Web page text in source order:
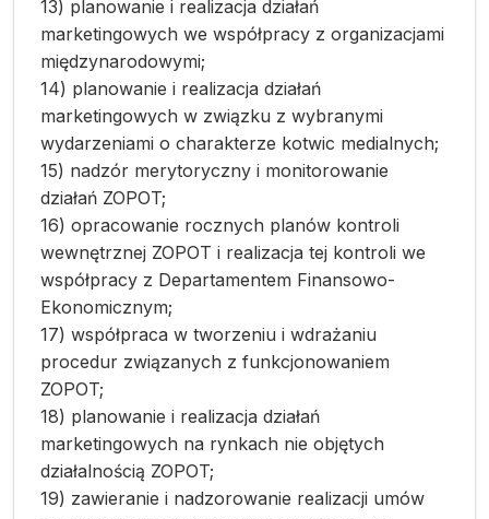
13) planowanie i realizacja działań
marketingowych we współpracy z organizacjami
międzynarodowymi;
14) planowanie i realizacja działań
marketingowych w związku z wybranymi
wydarzeniami o charakterze kotwic medialnych;
15) nadzór merytoryczny i monitorowanie
działań ZOPOT;
16) opracowanie rocznych planów kontroli
wewnętrznej ZOPOT i realizacja tej kontroli we
współpracy z Departamentem Finansowo-
Ekonomicznym;
17) współpraca w tworzeniu i wdrażaniu
procedur związanych z funkcjonowaniem
ZOPOT;
18) planowanie i realizacja działań
marketingowych na rynkach nie objętych
działalnością ZOPOT;
19) zawieranie i nadzorowanie realizacji umów